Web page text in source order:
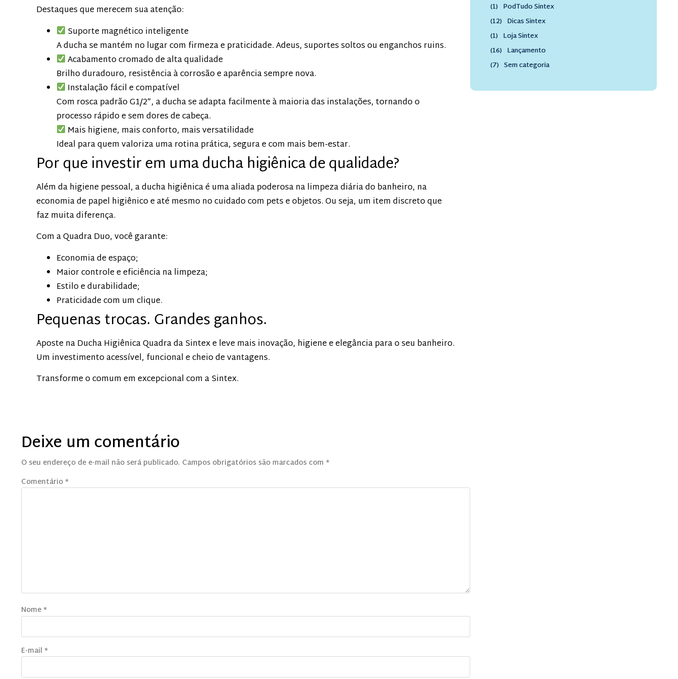
Destaques que merecem sua atenção:
Suporte magnético inteligente
A ducha se mantém no lugar com firmeza e praticidade. Adeus, suportes soltos ou enganchos ruins.
Acabamento cromado de alta qualidade
Brilho duradouro, resistência à corrosão e aparência sempre nova.
Instalação fácil e compatível
Com rosca padrão G1/2”, a ducha se adapta facilmente à maioria das instalações, tornando o
processo rápido e sem dores de cabeça.
Mais higiene, mais conforto, mais versatilidade
Ideal para quem valoriza uma rotina prática, segura e com mais bem-estar.
Por que investir em uma ducha higiênica de qualidade?
Além da higiene pessoal, a ducha higiênica é uma aliada poderosa na limpeza diária do banheiro, na
economia de papel higiênico e até mesmo no cuidado com pets e objetos. Ou seja, um item discreto que
faz muita diferença.
Com a Quadra Duo, você garante:
Economia de espaço;
Maior controle e eficiência na limpeza;
Estilo e durabilidade;
Praticidade com um clique.
Pequenas trocas. Grandes ganhos.
Aposte na Ducha Higiênica Quadra da Sintex e leve mais inovação, higiene e elegância para o seu banheiro.
Um investimento acessível, funcional e cheio de vantagens.
Transforme o comum em excepcional com a Sintex.
Deixe um comentário
O seu endereço de e-mail não será publicado. Campos obrigatórios são marcados com *
Comentário*
Nome*
E-mail *
PodTudo Sintex
(1)
Dicas Sintex
(12)
Loja Sintex
(1)
Lançamento
(16)
Sem categoria
(7)